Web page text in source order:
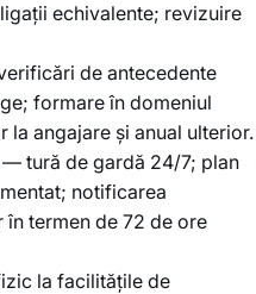
echivalente; revizuire
de antecedente
formare în domeniul
angajare și anual ulterior.
tură de gardă 24/7; plan
notificarea
termen de 72 de ore
la facilitățile de